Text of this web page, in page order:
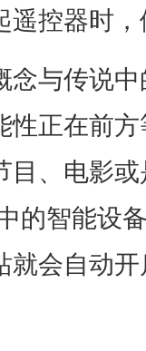
遥控器时
念与传说
性正在前
目、电影
的智能设
就会自动